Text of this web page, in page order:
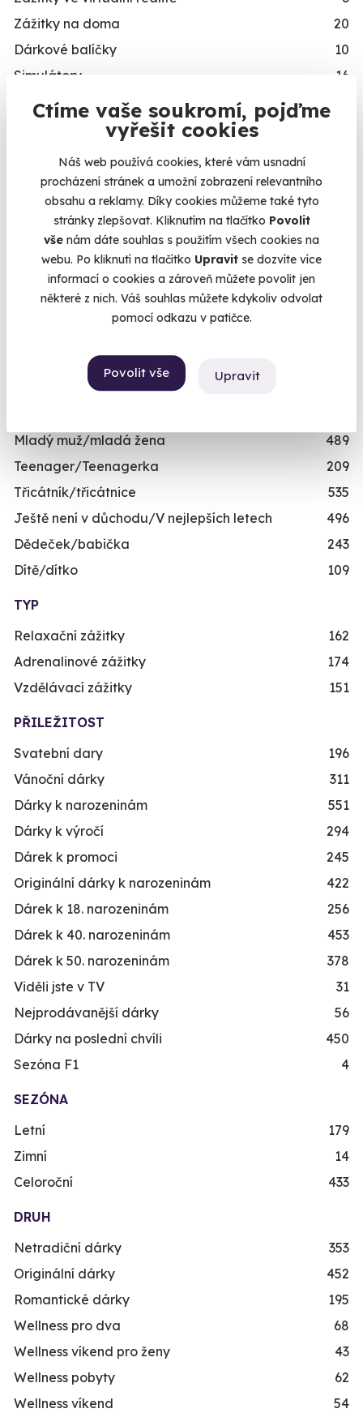
Ctíme vaše soukromí, pojďme
vyřešit cookies
Náš web používá cookies, které vám usnadní
procházení stránek a umožní zobrazení relevantního
obsahu a reklamy. Díky cookies můžeme také tyto
stránky zlepšovat. Kliknutím na tlačítko Povolit
vše nám dáte souhlas s použitím všech cookies na
webu. Po kliknutí na tlačítko Upravit se dozvíte více
informací o cookies a zároveň můžete povolit jen
některé z nich. Váš souhlas můžete kdykoliv odvolat
pomocí odkazu v patičce.
Povolit vše Upravit
Zážitky na doma
20
Dárkové balíčky
10
Simulátory
16
Zážitky v akci
Exkluzivně u Zážitky.cz
PRO KOHO
Dárky pro muže
Dárky pro ženy
Dárky pro dva
Skupinové zážitky
Zážitky pro handicapované
Zážitky pro děti
Mladý muž/mladá žena
489
Teenager/Teenagerka
209
Třicátník/třicátnice
535
Ještě není v důchodu/V nejlepších letech
496
Dědeček/babička
243
Dítě/dítko
109
TYP
Relaxační zážitky
162
Adrenalinové zážitky
174
Vzdělávací zážitky
151
PŘILEŽITOST
Svatební dary
196
Vánoční dárky
311
Dárky k narozeninám
551
Dárky k výročí
294
Dárek k promoci
245
Originální dárky k narozeninám
422
Dárek k 18. narozeninám
256
Dárek k 40. narozeninám
453
Dárek k 50. narozeninám
378
Viděli jste v TV
31
Nejprodávanější dárky
56
Dárky na poslední chvíli
450
Sezóna F1
4
SEZÓNA
Letní
179
Zimní
14
Celoroční
433
DRUH
Netradiční dárky
353
Originální dárky
452
Romantické dárky
195
Wellness pro dva
68
Wellness víkend pro ženy
43
Wellness pobyty
62
Wellness víkend
54